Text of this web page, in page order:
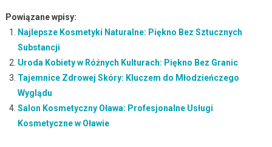
Powiązane wpisy:
Najlepsze Kosmetyki Naturalne: Piękno Bez Sztucznych
Substancji
Uroda Kobiety w Różnych Kulturach: Piękno Bez Granic
Tajemnice Zdrowej Skóry: Kluczem do Młodzieńczego
Wyglądu
Salon Kosmetyczny Oława: Profesjonalne Usługi
Kosmetyczne w Oławie